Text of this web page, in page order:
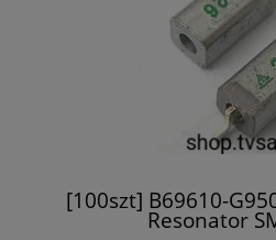
[100szt] B69610-
Resonator